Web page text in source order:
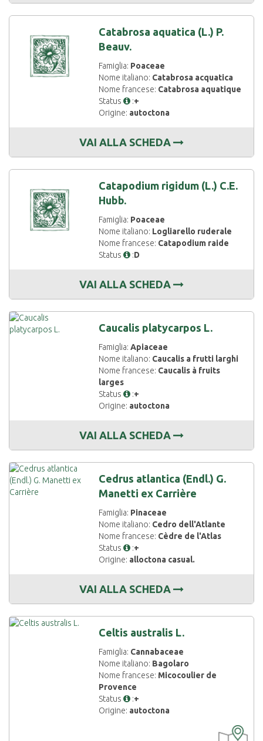
Catabrosa aquatica (L.) P.
Beauv.
Famiglia: Poaceae
Nome italiano: Catabrosa acquatica
Nome francese: Catabrosa aquatique
Status
:+
Origine: autoctona
VAI ALLA SCHEDA
Catapodium rigidum (L.) C.E.
Hubb.
Famiglia: Poaceae
Nome italiano: Logliarello ruderale
Nome francese: Catapodium raide
Status
:D
VAI ALLA SCHEDA
Caucalis platycarpos L.
Famiglia:Apiaceae
Nome italiano: Caucalis a frutti larghi
Nome francese: Caucalis à fruits
larges
Status
:+
Origine: autoctona
VAI ALLA SCHEDA
Cedrus atlantica (Endl.) G.
Manetti ex Carrière
Famiglia: Pinaceae
Nome italiano: Cedro dell'Atlante
Nome francese: Cèdre de l'Atlas
Status
:+
Origine: alloctona casual.
VAI ALLA SCHEDA
Celtis australis L.
Famiglia: Cannabaceae
Nome italiano: Bagolaro
Nome francese: Micocoulier de
Provence
Status
:+
Origine: autoctona